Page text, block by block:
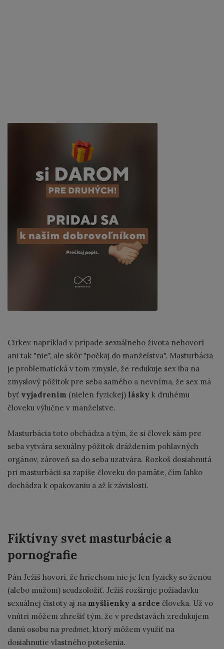
Cirkev napríklad v prípade sexuálneho života nehovorí
ani tak "nie", ale skôr "počkaj do manželstva". Masturbácia
je problematická v tom zmysle, že redukuje sex iba na
zmyslový pôžitok pre seba samého a nevníma, že sex má
byť vyjadrením (nielen fyzickej) lásky k druhému
človeku výlučne v manželstve.
Masturbácia toto obchádza a tým, že si človek sám pre
seba vytvára sexuálny pôžitok dráždením pohlavných
orgánov, zároveň sa do seba uzatvára. Rozkoš dosiahnutá
pri masturbácii sa zapíše človeku do pamäte, čím ľahko
dochádza k opakovaniu a až k závislosti.
Fiktívny svet masturbácie a
pornografie
Pán Ježiš hovorí, že hriechom nie je len fyzicky so ženou
(alebo mužom) scudzoložiť. Ježiš rozširuje požiadavku
sexuálnej čistoty aj na myšlienky a srdce človeka. Už vo
vnútri môžem zhrešiť tým, že v predstavách zredukujem
danú osobu na predmet, ktorý môžem využiť na
dosiahnutie vlastného potešenia.